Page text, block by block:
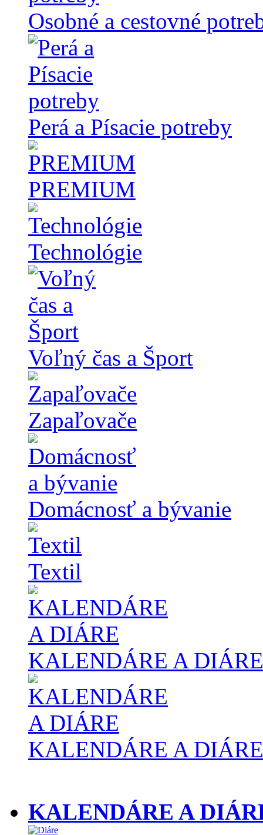
Osobné a cestovné
Perá a Písacie potreby
PREMIUM
Technológie
Voľný čas a Šport
Zapaľovače
Domácnosť a bývanie
Textil
KALENDÁRE A DIÁRE
KALENDÁRE A DIÁRE
KALENDÁRE A